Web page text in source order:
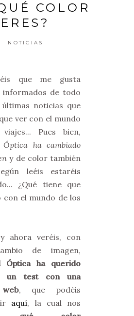
COLOR
ERES?
NOTICIAS
que me gusta
informados de todo
noticias que
ver con el mundo
Pues bien,
Óptica ha cambiado
y de color también
leéis estaréis
¿Qué tiene que
con el mundo de los
ahora veréis, con
de imagen,
Óptica ha querido
un test con una
, que podéis
aquí, la cual nos